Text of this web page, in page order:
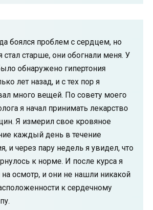
боялся проблем с сердцем, но
стал старше, они обогнали меня. У
обнаружено гипертония
лет назад, и с тех пор я
много вещей. По совету моего
я начал принимать лекарство
Я измерил свое кровяное
каждый день в течение
и через пару недель я увидел, что
к норме. И после курса я
осмотр, и они не нашли никакой
к сердечному